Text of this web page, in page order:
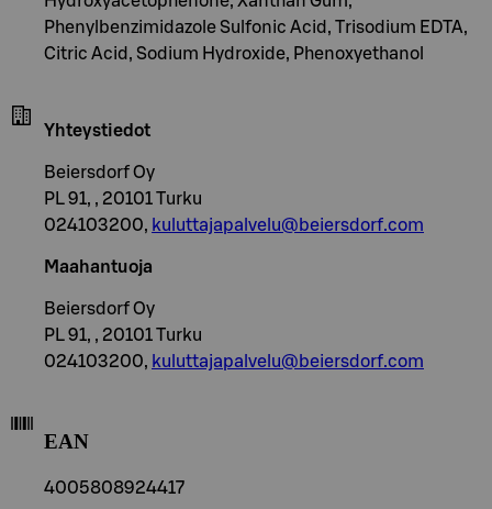
Phenylbenzimidazole Sulfonic Acid, Trisodium EDTA,
Citric Acid, Sodium Hydroxide, Phenoxyethanol
Yhteystiedot
Beiersdorf Oy
PL 91, , 20101 Turku
024103200, kuluttajapalvelu@beiersdorf.com
Maahantuoja
Beiersdorf Oy
PL 91, , 20101 Turku
024103200, kuluttajapalvelu@beiersdorf.com
EAN
4005808924417